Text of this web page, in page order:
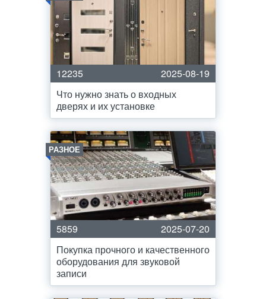
12235
2025-08-19
Что нужно знать о входных
дверях и их установке
РАЗНОЕ
5859
2025-07-20
Покупка прочного и качественного
оборудования для звуковой
записи